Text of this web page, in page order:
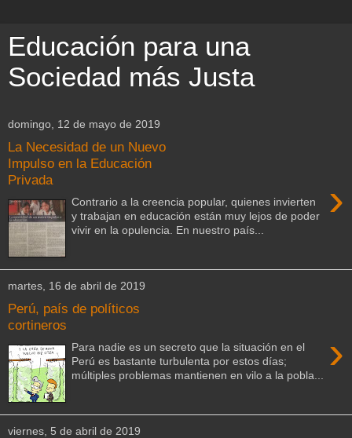
Educación para una
Sociedad más Justa
domingo, 12 de mayo de 2019
La Necesidad de un Nuevo
Impulso en la Educación
Privada
›
Contrario a la creencia popular, quienes invierten
y trabajan en educación están muy lejos de poder
vivir en la opulencia. En nuestro país...
martes, 16 de abril de 2019
Perú, país de políticos
cortineros
›
Para nadie es un secreto que la situación en el
Perú es bastante turbulenta por estos días;
múltiples problemas mantienen en vilo a la pobla...
viernes, 5 de abril de 2019